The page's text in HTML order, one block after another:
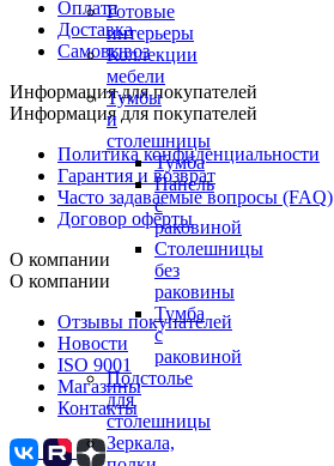
Готовые
интерьеры
Коллекции
мебели
Тумбы
и
столешницы
Тумба
Панель
с
раковиной
Столешницы
без
раковины
Тумба
с
раковиной
Подстолье
для
столешницы
Зеркала,
Оплата
Доставка
Самовывоз
Информация для покупателей
Информация для покупателей
Политика конфиденциальности
Гарантия и возврат
Часто задаваемые вопросы (FAQ)
Договор оферты
О компании
О компании
Отзывы покупателей
Новости
ISO 9001
Магазины
Контакты